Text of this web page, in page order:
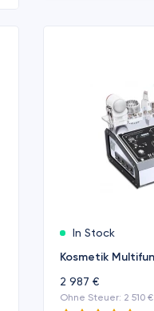
In Stock
Kosmetik
2 987 €
Ohne Steuer: 2 510 €